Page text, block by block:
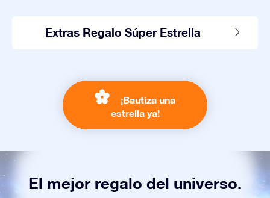
Extras Regalo Súper Estrella
¡Bautiza una
estrella ya!
El mejor regalo del universo.